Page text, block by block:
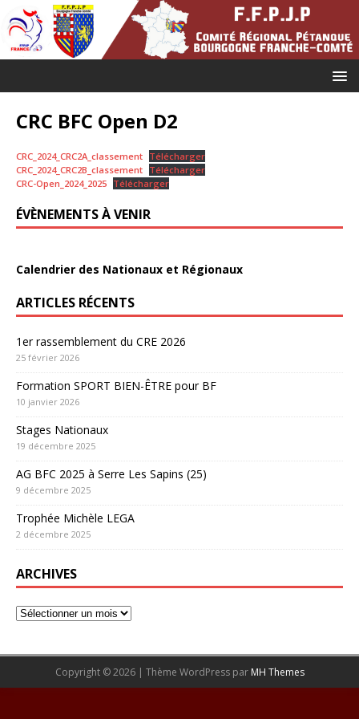
CRC BFC Open D2
CRC_2024_CRC2A_classement Télécharger
CRC_2024_CRC2B_classement Télécharger
CRC-Open_2024_2025 Télécharger
ÉVÈNEMENTS À VENIR
Calendrier des Nationaux et Régionaux
ARTICLES RÉCENTS
1er rassemblement du CRE 2026
25 février 2026
Formation SPORT BIEN-ÊTRE pour BF
10 janvier 2026
Stages Nationaux
19 décembre 2025
AG BFC 2025 à Serre Les Sapins (25)
9 décembre 2025
Trophée Michèle LEGA
2 décembre 2025
ARCHIVES
Copyright © 2026 | Thème WordPress par MH Themes